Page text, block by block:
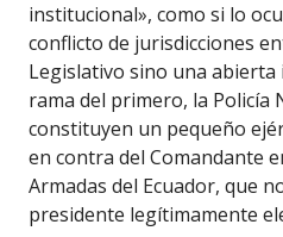
institucional», como si lo
conflicto de jurisdicciones
Legislativo sino una abierta
rama del primero, la Policía
constituyen un pequeño
en contra del Comandante
Armadas del Ecuador, que
presidente legítimamente